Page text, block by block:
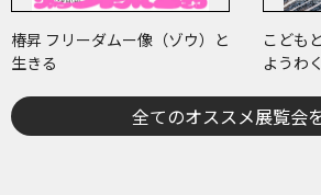
椿昇 フリーダムー像（ゾウ）と
生きる
こども
ようわ
全てのオススメ展覧会